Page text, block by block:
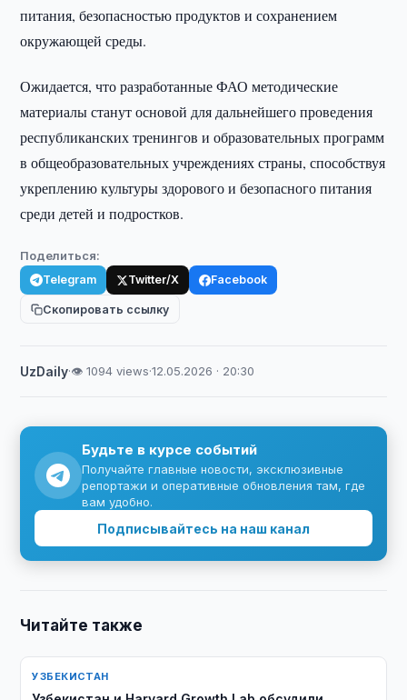
питания, безопасностью продуктов и сохранением
окружающей среды.
Ожидается, что разработанные ФАО методические
материалы станут основой для дальнейшего проведения
республиканских тренингов и образовательных программ
в общеобразовательных учреждениях страны, способствуя
укреплению культуры здорового и безопасного питания
среди детей и подростков.
Поделиться:
Telegram Twitter/X Facebook
Скопировать ссылку
UzDaily·👁 1094 views·12.05.2026 · 20:30
Будьте в курсе событий
Получайте главные новости, эксклюзивные
репортажи и оперативные обновления там, где
вам удобно.
Подписывайтесь на наш канал
Читайте также
УЗБЕКИСТАН